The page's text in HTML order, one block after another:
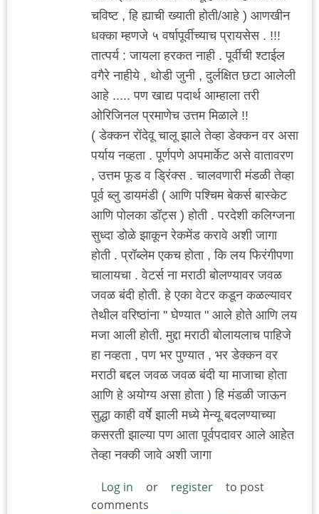
चविष्ट , हि ह्याची ख्याती होती/आहे ) आणखीन
धक्का म्हणजे ५ वर्षापूर्वीच्याच प्रायसेस . !!!
तात्पर्य : जायला हरकत नाही . पूर्वीची श्टाईल
वगैरे नाहीये , थोडी जुनी , दुर्लक्षित छटा आलेली
आहे ..... पण खाद्य पदार्थ आम्हाला तरी
ओरिजिनल प्रमाणेच उत्तम मिळाले !!
( डेक्कन रोंदेवू चालू झाले तेव्हा डेक्कन वर असा
पर्याय नव्हता . पूर्णपणे अपमार्केट असे वातावरण
, उत्तम फूड व ड्रिंक्स . चालवणारी मंडळी तेव्हा
पूर्व ब्लु डायमंडी ( आणि पश्चिम बेकर्स बास्केट
आणि पोलका डॉट्स ) होती . परदेशी कलिग्जना
सुध्दा डोळे झाकून रेकमेंड करावे अशी जागा
होती . प्रॉब्लेम एकच होता , कि लय फिरंगीपणा
चालायचा . वेटर्स ना मराठी बोलण्यावर जवळ
जवळ बंदी होती. हे एका वेटर कडून कळल्यावर
तेथील वरिष्ठांना '' घेण्यात " आले होते आणि लय
मजा आली होती. मुद्दा मराठी बोलायलाच पाहिजे
हा नव्हता , पण भर पुण्यात , भर डेक्कन वर
मराठी बद्दल जवळ जवळ बंदी या माजाचा होता
आणि हे अयोग्य असा होता ) हि मंडळी जाऊन
सुद्धा काही वर्षे झाली मध्ये मेन्यू बदलण्याच्या
कसरती झाल्या पण आता पूर्वपदावर आले आहेत
तेव्हा नक्की जावे अशी जागा
Log in or register
to post
comments